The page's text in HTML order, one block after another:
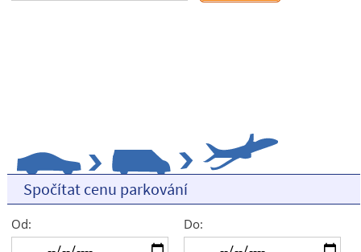
Spočítat cenu parkování
Od: Do: